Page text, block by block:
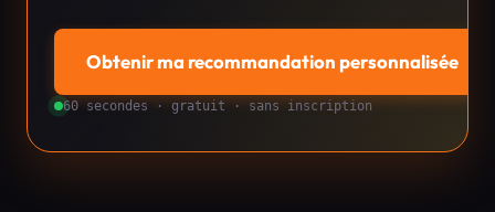
Obtenir ma recommandation personnalisée
60 secondes · gratuit · sans inscription